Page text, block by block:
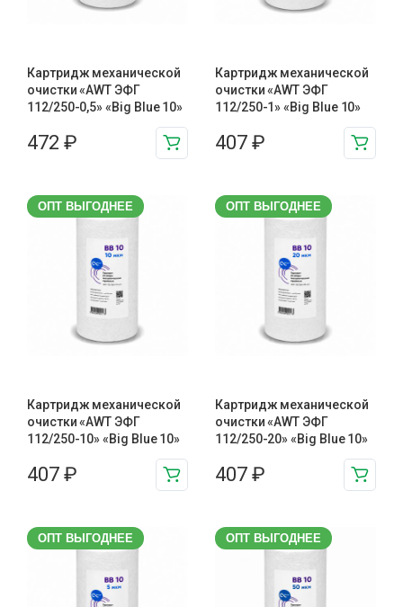
Картридж механической
очистки «AWT ЭФГ
112/250-0,5» «Big Blue 10»
472 ₽
Картридж механической
очистки «AWT ЭФГ
112/250-1» «Big Blue 10»
407 ₽
ОПТ ВЫГОДНЕЕ
Картридж механической
очистки «AWT ЭФГ
112/250-10» «Big Blue 10»
407 ₽
ОПТ ВЫГОДНЕЕ
Картридж механической
очистки «AWT ЭФГ
112/250-20» «Big Blue 10»
407 ₽
ОПТ ВЫГОДНЕЕ ОПТ ВЫГОДНЕЕ